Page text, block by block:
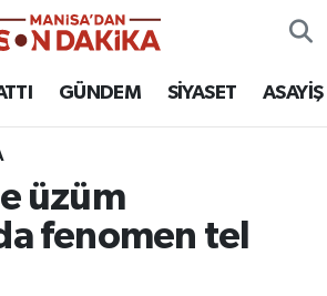
GÜNDEM SİYASET ASAYİŞ
üzüm
fenomen tel
ve Fikstür